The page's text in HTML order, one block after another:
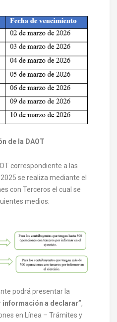
de la DAOT
correspondiente a las
se realiza mediante el
con Terceros el cual se
medios:
podrá presentar la
información a declarar”,
en Línea – Trámites y